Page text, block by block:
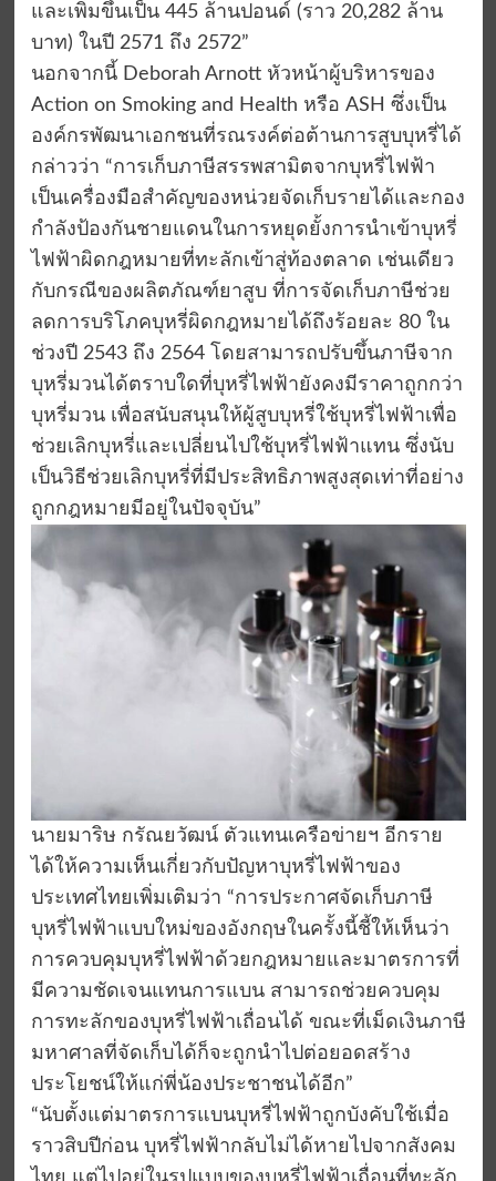
และเพิ่มขึ้นเป็น 445 ล้านปอนด์ (ราว 20,282 ล้าน
บาท) ในปี 2571 ถึง 2572”
นอกจากนี้ Deborah Arnott หัวหน้าผู้บริหารของ
Action on Smoking and Health หรือ ASH ซึ่งเป็น
องค์กรพัฒนาเอกชนที่รณรงค์ต่อต้านการสูบบุหรี่ได้
กล่าวว่า “การเก็บภาษีสรรพสามิตจากบุหรี่ไฟฟ้า
เป็นเครื่องมือสำคัญของหน่วยจัดเก็บรายได้และกอง
กำลังป้องกันชายแดนในการหยุดยั้งการนำเข้าบุหรี่
ไฟฟ้าผิดกฎหมายที่ทะลักเข้าสู่ท้องตลาด เช่นเดียว
กับกรณีของผลิตภัณฑ์ยาสูบ ที่การจัดเก็บภาษีช่วย
ลดการบริโภคบุหรี่ผิดกฎหมายได้ถึงร้อยละ 80 ใน
ช่วงปี 2543 ถึง 2564 โดยสามารถปรับขึ้นภาษีจาก
บุหรี่มวนได้ตราบใดที่บุหรี่ไฟฟ้ายังคงมีราคาถูกกว่า
บุหรี่มวน เพื่อสนับสนุนให้ผู้สูบบุหรี่ใช้บุหรี่ไฟฟ้าเพื่อ
ช่วยเลิกบุหรี่และเปลี่ยนไปใช้บุหรี่ไฟฟ้าแทน ซึ่งนับ
เป็นวิธีช่วยเลิกบุหรี่ที่มีประสิทธิภาพสูงสุดเท่าที่อย่าง
ถูกกฎหมายมีอยู่ในปัจจุบัน”
นายมาริษ กรัณยวัฒน์ ตัวแทนเครือข่ายฯ อีกราย
ได้ให้ความเห็นเกี่ยวกับปัญหาบุหรี่ไฟฟ้าของ
ประเทศไทยเพิ่มเติมว่า “การประกาศจัดเก็บภาษี
บุหรี่ไฟฟ้าแบบใหม่ของอังกฤษในครั้งนี้ชี้ให้เห็นว่า
การควบคุมบุหรี่ไฟฟ้าด้วยกฎหมายและมาตรการที่
มีความชัดเจนแทนการแบน สามารถช่วยควบคุม
การทะลักของบุหรี่ไฟฟ้าเถื่อนได้ ขณะที่เม็ดเงินภาษี
มหาศาลที่จัดเก็บได้ก็จะถูกนำไปต่อยอดสร้าง
ประโยชน์ให้แก่พี่น้องประชาชนได้อีก”
“นับตั้งแต่มาตรการแบนบุหรี่ไฟฟ้าถูกบังคับใช้เมื่อ
ราวสิบปีก่อน บุหรี่ไฟฟ้ากลับไม่ได้หายไปจากสังคม